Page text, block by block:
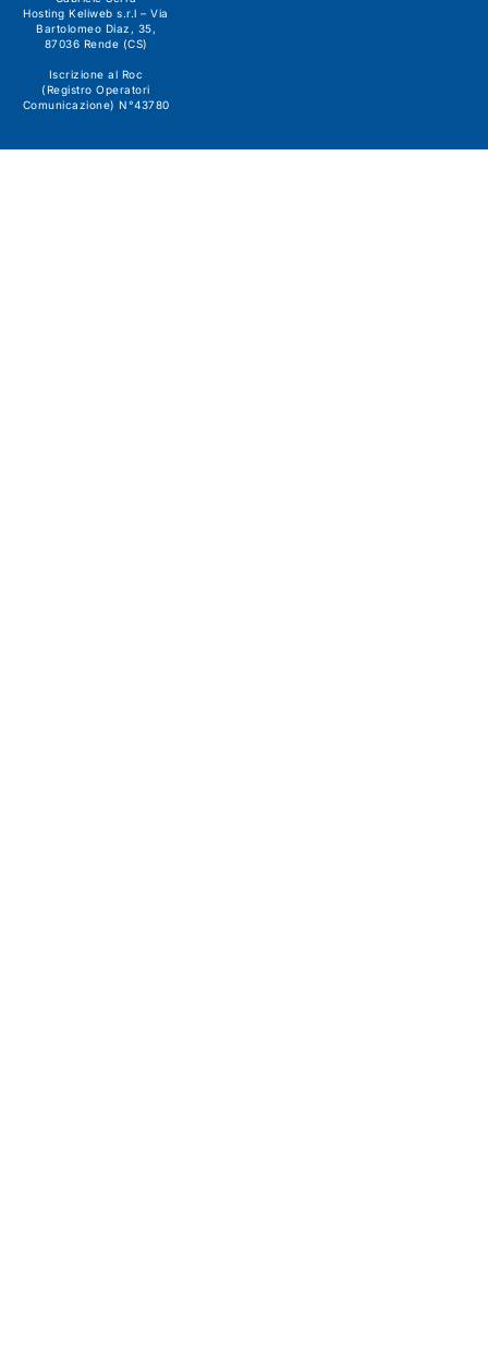
Hosting Keliweb s.r.l – Via
Bartolomeo Diaz, 35,
87036 Rende (CS)
Iscrizione al Roc
(Registro Operatori
Comunicazione) N°43780